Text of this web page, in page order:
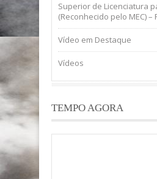
Superior de Licenciatura
(Reconhecido pelo MEC) –
Vídeo em Destaque
Vídeos
TEMPO AGORA